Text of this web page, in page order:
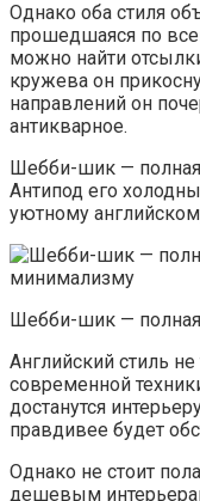
Однако оба стиля
прошедшаяся по
можно найти
кружева он
направлений он
антикварное.
Шебби-шик —
Антипод его
уютному
Шебби-шик —
Английский стиль
современной
достанутся
правдивее будет
Однако не стоит
дешевым